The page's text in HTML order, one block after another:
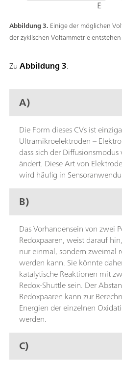
Abbildung 3. Einige der möglichen
der zyklischen Voltammetrie
ZuAbbildung 3:
A)
Die Form dieses CVs ist
Ultramikroelektroden –
dass sich der
ändert. Diese Art von
wird häufig in
B)
Das Vorhandensein von zwei
Redoxpaaren, weist darauf
nur einmal, sondern zweimal
werden kann. Sie könnte
katalytische Reaktionen mit
Redox-Shuttle sein. Der
Redoxpaaren kann zur
Energien der einzelnen
werden.
C)